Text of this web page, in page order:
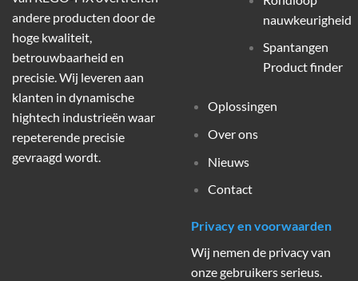
andere producten door de
hoge kwaliteit,
betrouwbaarheid en
precisie. Wij leveren aan
klanten in dynamische
hightech industrieën waar
repeterende precisie
gevraagd wordt.
nauwkeurigheid
Spantangen
Product finder
Oplossingen
Over ons
Nieuws
Contact
Privacy en voorwaarden
Wij nemen de privacy van
onze gebruikers serieus.